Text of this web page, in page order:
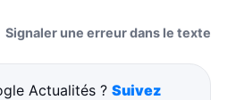
Signaler une erreur dans le texte
Actualités ? Suivez